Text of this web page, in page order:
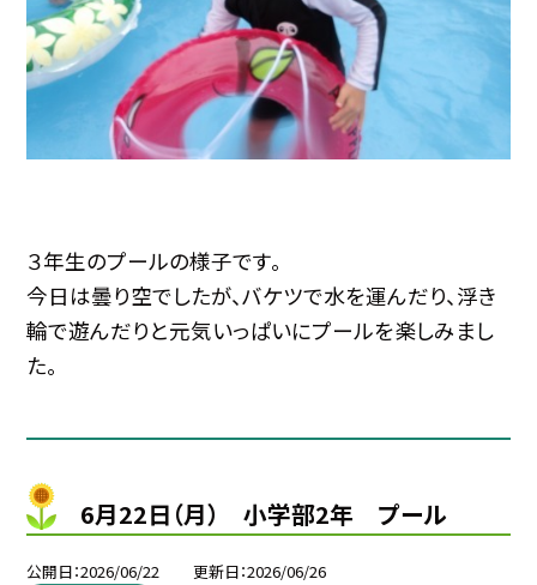
３年生のプールの様子です。
今日は曇り空でしたが、バケツで水を運んだり、浮き
輪で遊んだりと元気いっぱいにプールを楽しみまし
た。
6月22日（月） 小学部2年 プール
公開日 2026/06/22 更新日 2026/06/26